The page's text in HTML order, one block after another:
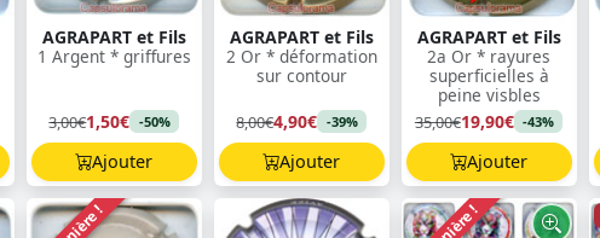
AGRAPART et Fils
1 Argent * griffures
3,00€1,50€ -50%
Ajouter
AGRAPART et Fils
2 Or * déformation
sur contour
8,00€4,90€ -39%
Ajouter
AGRAPART et Fils
2a Or * rayures
superficielles à
peine visbles
35,00€19,90€ -43%
Ajouter